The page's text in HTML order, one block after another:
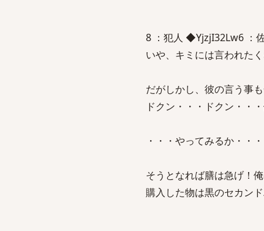
8 ：犯人 ◆YjzjI32Lw6 ：
いや、キミには言われたく
だがしかし、彼の言う事
ドクン・・・ドクン・・
・・・やってみるか・・・
そうとなれば膳は急げ！
購入した物は黒のセカン